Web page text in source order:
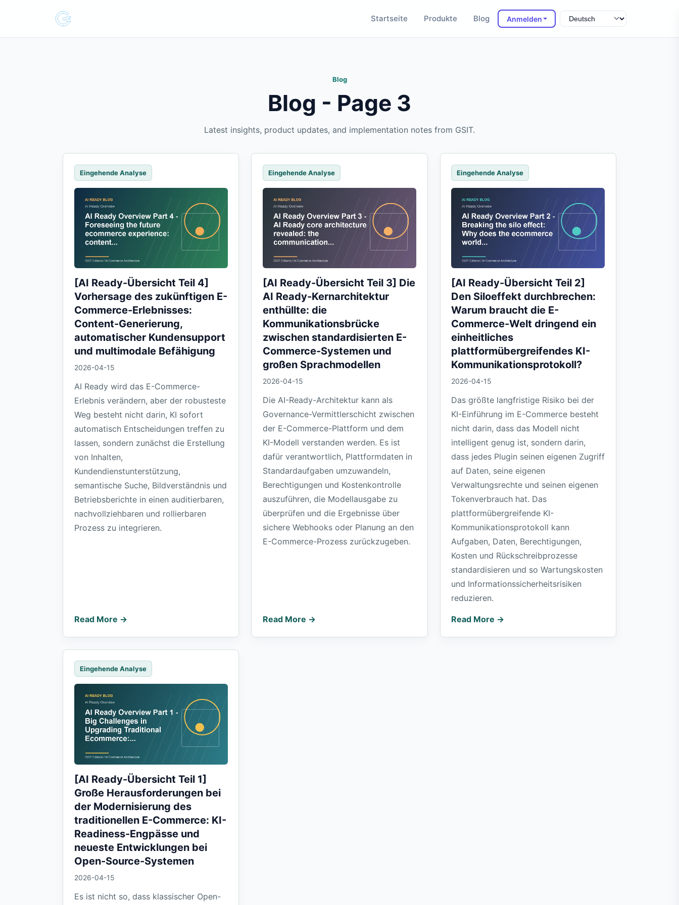
Startseite Produkte Blog Anmelden
Blog
Blog - Page 3
Latest insights, product updates, and implementation notes from GSIT.
Eingehende Analyse
[AI Ready-Übersicht Teil 4]
Vorhersage des zukünftigen E-
Commerce-Erlebnisses:
Content-Generierung,
automatischer Kundensupport
und multimodale Befähigung
2026-04-15
AI Ready wird das E-Commerce-
Erlebnis verändern, aber der robusteste
Weg besteht nicht darin, KI sofort
automatisch Entscheidungen treffen zu
lassen, sondern zunächst die Erstellung
von Inhalten,
Kundendienstunterstützung,
semantische Suche, Bildverständnis und
Betriebsberichte in einen auditierbaren,
nachvollziehbaren und rollierbaren
Prozess zu integrieren.
Read More →
Eingehende Analyse
[AI Ready-Übersicht Teil 3] Die
AI Ready-Kernarchitektur
enthüllte: die
Kommunikationsbrücke
zwischen standardisierten E-
Commerce-Systemen und
großen Sprachmodellen
2026-04-15
Die AI-Ready-Architektur kann als
Governance-Vermittlerschicht zwischen
der E-Commerce-Plattform und dem
KI-Modell verstanden werden. Es ist
dafür verantwortlich, Plattformdaten in
Standardaufgaben umzuwandeln,
Berechtigungen und Kostenkontrolle
auszuführen, die Modellausgabe zu
überprüfen und die Ergebnisse über
sichere Webhooks oder Planung an den
E-Commerce-Prozess zurückzugeben.
Read More →
Eingehende Analyse
[AI Ready-Übersicht Teil 2]
Den Siloeffekt durchbrechen:
Warum braucht die E-
Commerce-Welt dringend ein
einheitliches
plattformübergreifendes KI-
Kommunikationsprotokoll?
2026-04-15
Das größte langfristige Risiko bei der
KI-Einführung im E-Commerce besteht
nicht darin, dass das Modell nicht
intelligent genug ist, sondern darin,
dass jedes Plugin seinen eigenen Zugriff
auf Daten, seine eigenen
Verwaltungsrechte und seinen eigenen
Tokenverbrauch hat. Das
plattformübergreifende KI-
Kommunikationsprotokoll kann
Aufgaben, Daten, Berechtigungen,
Kosten und Rückschreibprozesse
standardisieren und so Wartungskosten
und Informationssicherheitsrisiken
reduzieren.
Read More →
Eingehende Analyse
[AI Ready-Übersicht Teil 1]
Große Herausforderungen bei
der Modernisierung des
traditionellen E-Commerce: KI-
Readiness-Engpässe und
neueste Entwicklungen bei
Open-Source-Systemen
2026-04-15
Es ist nicht so, dass klassischer Open-